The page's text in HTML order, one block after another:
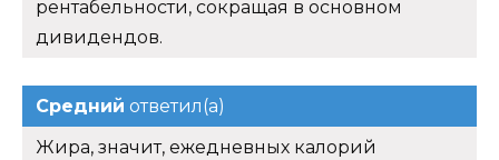
рентабельности, сокращая в основном
дивидендов.
Средний ответил(а)
Жира, значит, ежедневных калорий